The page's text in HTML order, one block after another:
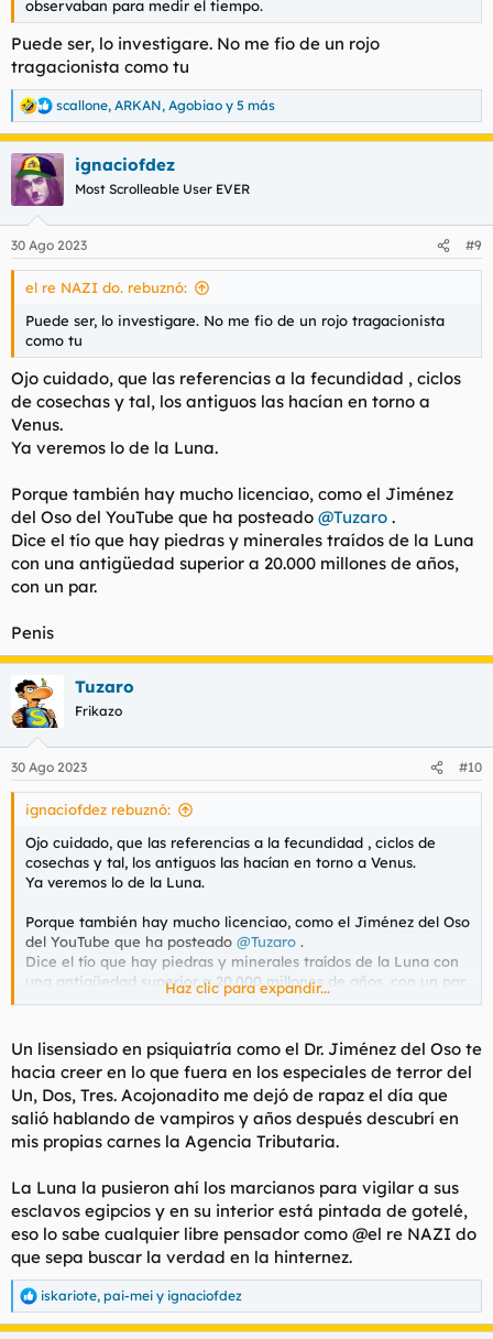
observaban para medir el tiempo.
Puede ser, lo investigare. No me fio de un rojo
tragacionista como tu
R
e
a
c
c
i
e
s
scallone, ARKAN, Agobiao y 5 más
ignaciofdez
Most Scrolleable User EVER
30 Ago 2023 #9
el re NAZI do. rebuznó:
Puede ser, lo investigare. No me fio de un rojo tragacionista
como tu
Ojo cuidado, que las referencias a la fecundidad , ciclos
de cosechas y tal, los antiguos las hacían en torno a
Venus.
Ya veremos lo de la Luna.
Porque también hay mucho licenciao, como el Jiménez
del Oso del YouTube que ha posteado @Tuzaro .
Dice el tío que hay piedras y minerales traídos de la Luna
con una antigüedad superior a 20.000 millones de años,
con un par.
Penis
Tuzaro
Frikazo
30 Ago 2023 #10
ignaciofdez rebuznó:
Ojo cuidado, que las referencias a la fecundidad , ciclos de
cosechas y tal, los antiguos las hacían en torno a Venus.
Ya veremos lo de la Luna.
Porque también hay mucho licenciao, como el Jiménez del Oso
del YouTube que ha posteado @Tuzaro .
Dice el tío que hay piedras y minerales traídos de la Luna con
una antigüedad superior a 20.000 millones de años, con un par.
Haz clic para expandir...
Un lisensiado en psiquiatría como el Dr. Jiménez del Oso te
hacia creer en lo que fuera en los especiales de terror del
Un, Dos, Tres. Acojonadito me dejó de rapaz el día que
salió hablando de vampiros y años después descubrí en
mis propias carnes la Agencia Tributaria.
La Luna la pusieron ahí los marcianos para vigilar a sus
esclavos egipcios y en su interior está pintada de gotelé,
eso lo sabe cualquier libre pensador como @el re NAZI do
que sepa buscar la verdad en la hinternez.
R
e
iskariote, pai-mei y ignaciofdez